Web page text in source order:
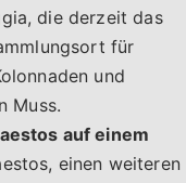
die derzeit das
für
und
Muss.
auf einem
einen weiteren